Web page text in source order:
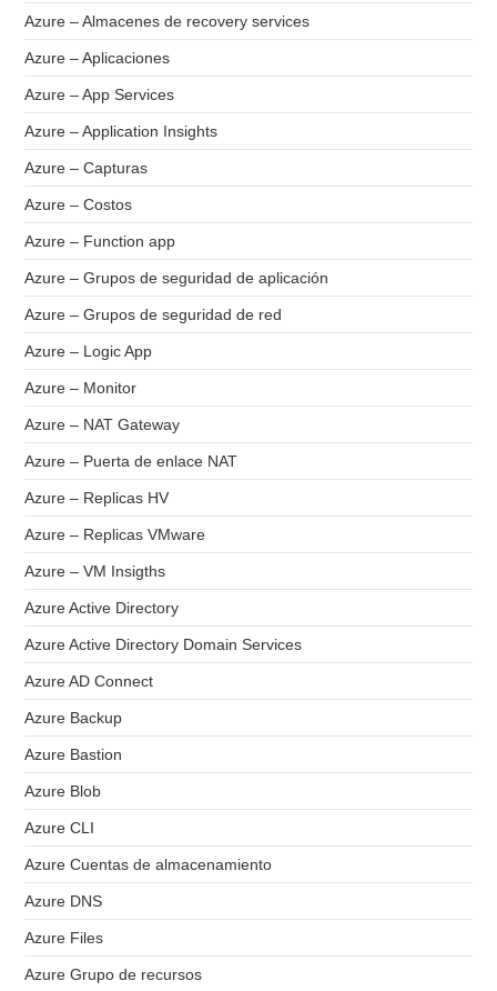
Azure – Almacenes de recovery services
Azure – Aplicaciones
Azure – App Services
Azure – Application Insights
Azure – Capturas
Azure – Costos
Azure – Function app
Azure – Grupos de seguridad de aplicación
Azure – Grupos de seguridad de red
Azure – Logic App
Azure – Monitor
Azure – NAT Gateway
Azure – Puerta de enlace NAT
Azure – Replicas HV
Azure – Replicas VMware
Azure – VM Insigths
Azure Active Directory
Azure Active Directory Domain Services
Azure AD Connect
Azure Backup
Azure Bastion
Azure Blob
Azure CLI
Azure Cuentas de almacenamiento
Azure DNS
Azure Files
Azure Grupo de recursos